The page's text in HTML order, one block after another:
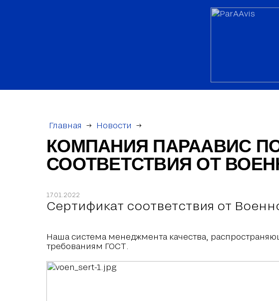
Главная → Новости →
КОМПАНИЯ ПАРААВИС
СООТВЕТСТВИЯ ОТ
17.01.2022
Сертификат соответствия от
Наша система менеджмента качества,
требованиям ГОСТ.